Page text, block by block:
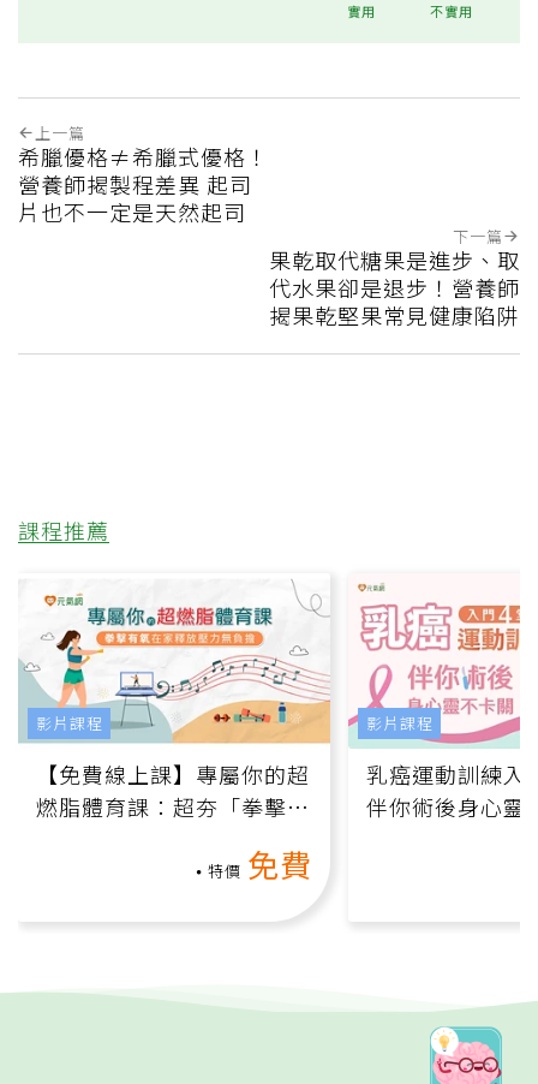
實用 不實用
上一篇
希臘優格≠希臘式優格！
營養師揭製程差異 起司
片也不一定是天然起司
下一篇
果乾取代糖果是進步、取
代水果卻是退步！營養師
揭果乾堅果常見健康陷阱
課程推薦
【免費線上課】專屬你的超
燃脂體育課：超夯「拳擊有
特價 免費
影片課程
乳癌運動訓練入
伴你術後身心靈
影片課程